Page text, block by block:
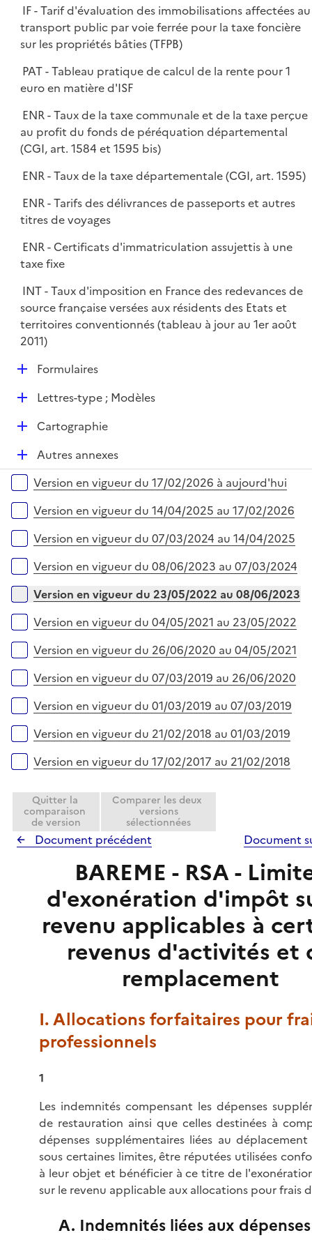
IF - Tarif d'évaluation des immobilisations affectées au
transport public par voie ferrée pour la taxe foncière
sur les propriétés bâties (TFPB)
PAT - Tableau pratique de calcul de la rente pour 1
euro en matière d'ISF
ENR - Taux de la taxe communale et de la taxe perçue
au profit du fonds de péréquation départemental
(CGI, art. 1584 et 1595 bis)
ENR - Taux de la taxe départementale (CGI, art. 1595)
ENR - Tarifs des délivrances de passeports et autres
titres de voyages
ENR - Certificats d'immatriculation assujettis à une
taxe fixe
INT - Taux d'imposition en France des redevances de
source française versées aux résidents des Etats et
territoires conventionnés (tableau à jour au 1er août
2011)
D
r
Formulaires
D
e
Lettres-type ; Modèles
D
p
e
Cartographie
D
é
p
e
Autres annexes
Versions sur la période
Version en vigueur du 17/02/2026 à aujourd'hui
Version en vigueur du 14/04/2025 au 17/02/2026
Version en vigueur du 07/03/2024 au 14/04/2025
Version en vigueur du 08/06/2023 au 07/03/2024
Version en vigueur du 23/05/2022 au 08/06/2023
Version en vigueur du 04/05/2021 au 23/05/2022
Version en vigueur du 26/06/2020 au 04/05/2021
Version en vigueur du 07/03/2019 au 26/06/2020
Version en vigueur du 01/03/2019 au 07/03/2019
Version en vigueur du 21/02/2018 au 01/03/2019
Version en vigueur du 17/02/2017 au 21/02/2018
Quitter la
comparaison
de version
Comparer les deux
versions
sélectionnées
Document précédent Document
BAREME - RSA -
d'exonération d'impôt
revenu applicables à
revenus d'activités et
remplacement
I. Allocations forfaitaires pour
professionnels
1
Les indemnités compensant les dépenses
de restauration ainsi que celles destinées à
dépenses supplémentaires liées au
sous certaines limites, être réputées utilisées
à leur objet et bénéficier à ce titre de
sur le revenu applicable aux allocations pour frais
A. Indemnités liées aux dépenses